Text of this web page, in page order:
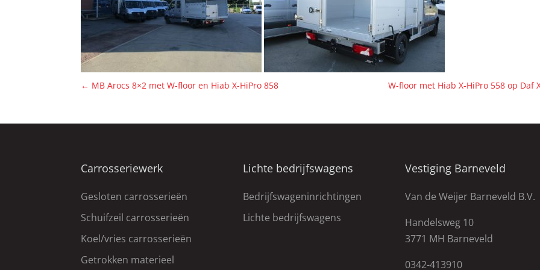
← MB Arocs 8×2 met W-floor en Hiab X-HiPro 858 W-floor met Hiab X-HiPro 558 op Daf
Carrosseriewerk
Gesloten carrosserieën
Schuifzeil carrosserieën
Koel/vries carrosserieën
Getrokken materieel
Lichte bedrijfswagens
Bedrijfswageninrichtingen
Lichte bedrijfswagens
Vestiging Barneveld
Van de Weijer Barneveld B.V.
Handelsweg 10
3771 MH Barneveld
0342-413910